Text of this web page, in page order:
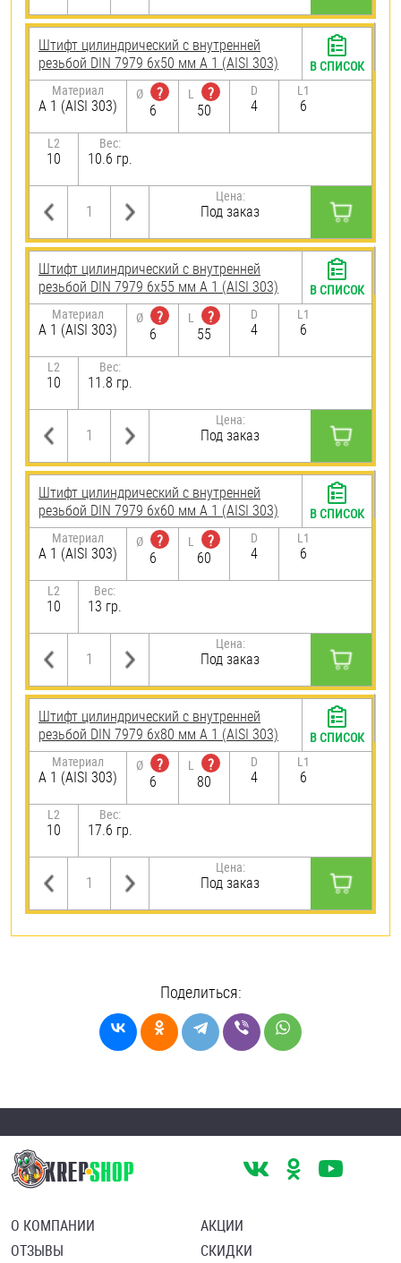
Штифт цилиндрический с внутренней
резьбой DIN 7979 6х50 мм А 1 (AISI 303)
Материал
А 1 (AISI 303)
Ø
?
6
L
?
50
D
4
L1
6
L2
10
Вес:
10.6 гр.
Цена:
Под заказ
В СПИСОК
Штифт цилиндрический с внутренней
резьбой DIN 7979 6х55 мм А 1 (AISI 303)
Материал
А 1 (AISI 303)
Ø
?
6
L
?
55
D
4
L1
6
L2
10
Вес:
11.8 гр.
Цена:
Под заказ
В СПИСОК
Штифт цилиндрический с внутренней
резьбой DIN 7979 6х60 мм А 1 (AISI 303)
Материал
А 1 (AISI 303)
Ø
?
6
L
?
60
D
4
L1
6
L2
10
Вес:
13 гр.
Цена:
Под заказ
В СПИСОК
Штифт цилиндрический с внутренней
резьбой DIN 7979 6х80 мм А 1 (AISI 303)
Материал
А 1 (AISI 303)
Ø
?
6
L
?
80
D
4
L1
6
L2
10
Вес:
17.6 гр.
Цена:
Под заказ
В СПИСОК
Поделиться:
О КОМПАНИИ
ОТЗЫВЫ
АКЦИИ
СКИДКИ